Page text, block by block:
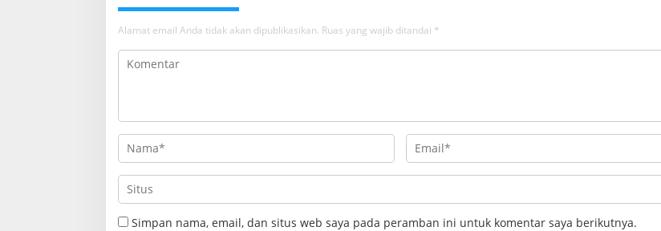
Alamat email Anda tidak akan dipublikasikan. Ruas yang wajib ditandai *
Simpan nama, email, dan situs web saya pada peramban ini untuk komentar saya berikutnya.